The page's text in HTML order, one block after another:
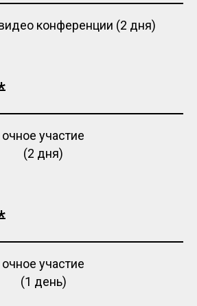
конференции (2 дня)
очное участие
(2 дня)
очное участие
(1 день)